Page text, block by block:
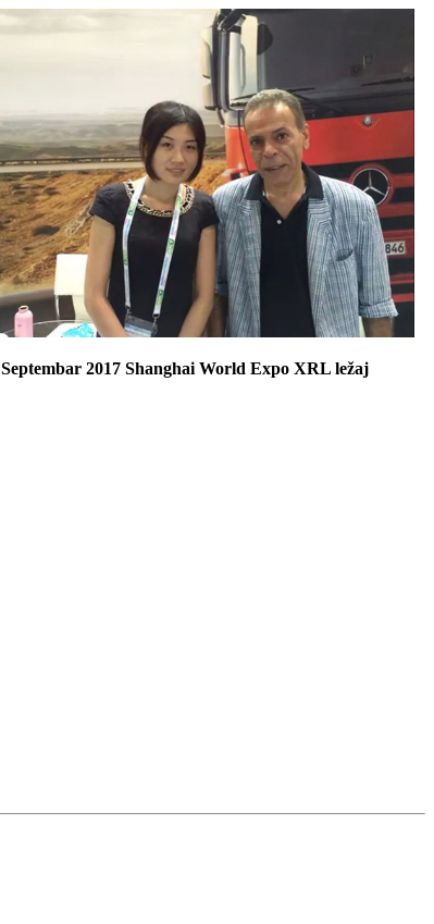
Septembar 2017 Shanghai World Expo XRL ležaj